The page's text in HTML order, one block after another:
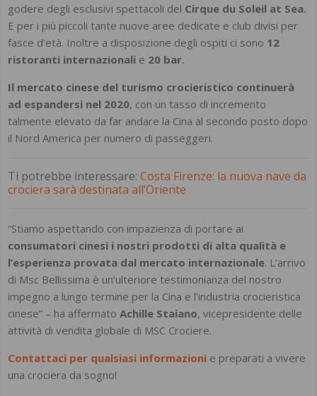
godere degli esclusivi spettacoli del Cirque du Soleil at Sea.
E per i più piccoli tante nuove aree dedicate e club divisi per
fasce d’età. Inoltre a disposizione degli ospiti ci sono 12
ristoranti internazionali e 20 bar.
Il mercato cinese del turismo crocieristico continuerà
ad espandersi nel 2020, con un tasso di incremento
talmente elevato da far andare la Cina al secondo posto dopo
il Nord America per numero di passeggeri.
Ti potrebbe interessare: Costa Firenze: la nuova nave da
crociera sarà destinata all’Oriente
“Stiamo aspettando con impazienza di portare ai
consumatori cinesi i nostri prodotti di alta qualità e
l’esperienza provata dal mercato internazionale. L’arrivo
di Msc Bellissima è un’ulteriore testimonianza del nostro
impegno a lungo termine per la Cina e l’industria crocieristica
cinese” – ha affermato Achille Staiano, vicepresidente delle
attività di vendita globale di MSC Crociere.
Contattaci per qualsiasi informazioni e preparati a vivere
una crociera da sogno!